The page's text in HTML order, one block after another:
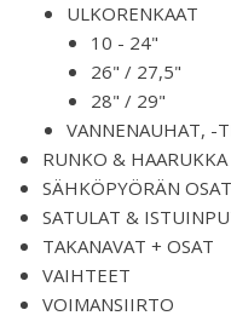
ULKORENKAAT
10 - 24"
26" / 27,5"
28" / 29"
VANNENAUHAT, -
RUNKO & HAARUKKA
SÄHKÖPYÖRÄN OSAT
SATULAT &
TAKANAVAT + OSAT
VAIHTEET
VOIMANSIIRTO